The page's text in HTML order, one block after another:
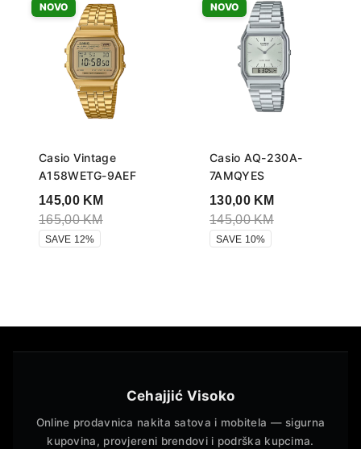
NOVO
Casio Vintage
A158WETG-9AEF
145,00 KM
165,00KM
SAVE 12%
NOVO
Casio AQ-230A-
7AMQYES
130,00 KM
145,00KM
SAVE 10%
Cehajjić Visoko
Online prodavnica nakita satova i mobitela — sigurna
kupovina, provjereni brendovi i podrška kupcima.